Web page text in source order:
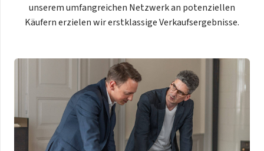
unserem umfangreichen Netzwerk an potenziellen
Käufern erzielen wir erstklassige Verkaufsergebnisse.